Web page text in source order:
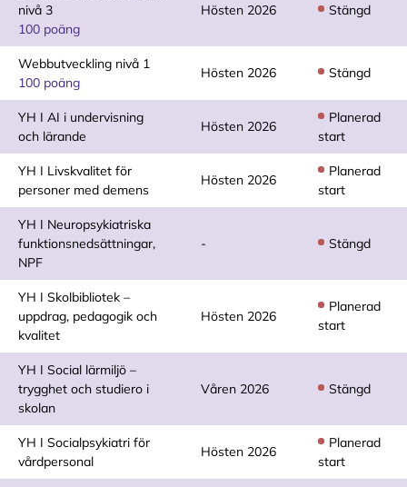
nivå 3
100 poäng
Hösten 2026 Stängd
Webbutveckling nivå 1
100 poäng
Hösten 2026 Stängd
YH I AI i undervisning
och lärande
Hösten 2026
Planerad
start
YH I Livskvalitet för
personer med demens
Hösten 2026
Planerad
start
YH I Neuropsykiatriska
funktionsnedsättningar,
NPF
- Stängd
YH I Skolbibliotek –
uppdrag, pedagogik och
kvalitet
Hösten 2026
Planerad
start
YH I Social lärmiljö –
trygghet och studiero i
skolan
Våren 2026 Stängd
YH I Socialpsykiatri för
vårdpersonal
Hösten 2026
Planerad
start